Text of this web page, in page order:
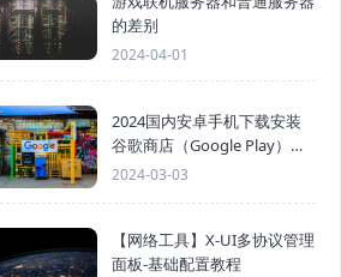
的差别
2024-04-01
2024国内安卓手机下载安装
谷歌商店（Google Play）详
细步骤
2024-03-03
【网络工具】X-UI多协议管理
面板-基础配置教程